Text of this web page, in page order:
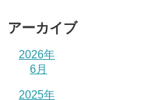
アーカイブ
2026年
6月
2025年